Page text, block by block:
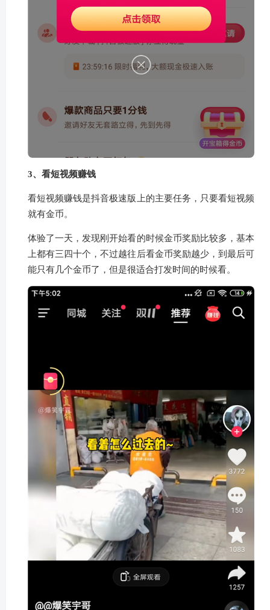
3、看短视频赚钱
看短视频赚钱是抖音极速版上的主要任务，只要看短视频
就有金币。
体验了一天，发现刚开始看的时候金币奖励比较多，基本
上都有三四十个，不过越往后看金币奖励越少，到最后可
能只有几个金币了，但是很适合打发时间的时候看。